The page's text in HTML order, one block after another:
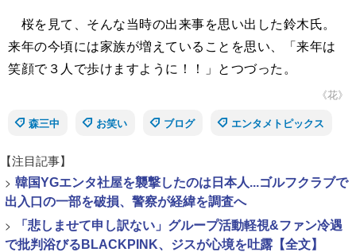
桜を見て、そんな当時の出来事を思い出した鈴木氏。
来年の今頃には家族が増えていることを思い、「来年は
笑顔で３人で歩けますように！！」とつづった。
《花》
森三中
お笑い ブログ エンタメトピックス
【注目記事】
> 韓国YGエンタ社屋を襲撃したのは日本人...ゴルフクラブで
出入口の一部を破損、警察が経緯を調査へ
>
「悲しませて申し訳ない」グループ活動軽視&ファン冷遇
で批判浴びるBLACKPINK、ジスが心境を吐露【全文】